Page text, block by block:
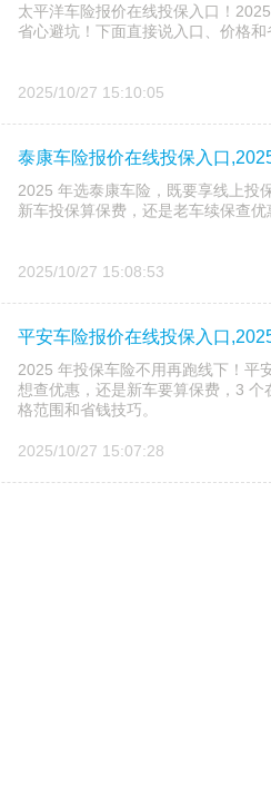
太平洋车险报价在线投保入口！
省心避坑！下面直接说入口、价格
2025/10/27 15:10:05
泰康车险报价在线投保入口
2025 年选泰康车险，既要享线上投
新车投保算保费，还是老车续保查
2025/10/27 15:08:53
平安车险报价在线投保入口
2025 年投保车险不用再跑线下！平
想查优惠，还是新车要算保费，3
格范围和省钱技巧。
2025/10/27 15:07:28